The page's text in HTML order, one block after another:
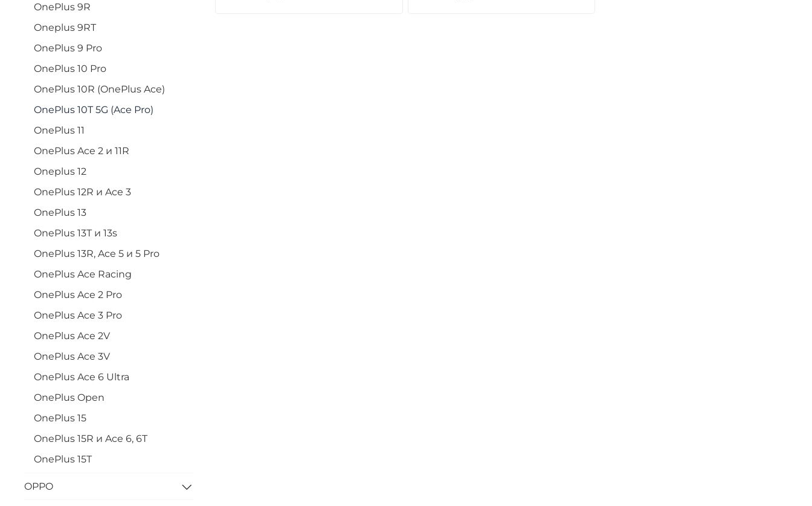
OnePlus 9R
Oneplus 9RT
OnePlus 9 Pro
OnePlus 10 Pro
OnePlus 10R (OnePlus Ace)
OnePlus 10T 5G (Ace Pro)
OnePlus 11
OnePlus Ace 2 и 11R
Oneplus 12
OnePlus 12R и Ace 3
OnePlus 13
OnePlus 13T и 13s
OnePlus 13R, Ace 5 и 5 Pro
OnePlus Ace Racing
OnePlus Ace 2 Pro
OnePlus Ace 3 Pro
OnePlus Ace 2V
OnePlus Ace 3V
OnePlus Ace 6 Ultra
OnePlus Open
OnePlus 15
OnePlus 15R и Ace 6, 6T
OnePlus 15T
OPPO